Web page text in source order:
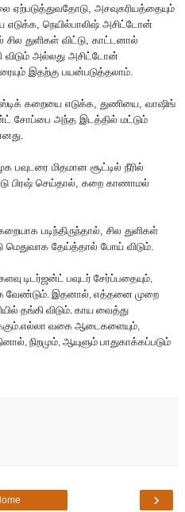
ஏற்படுத்துவதோடு அசவுகரியத்தையும்
எடுக்க நெயில்பாலிஷ் அசிட்டோன்
சில துளிகள் விட்டு காட்டனால்
விடும் அல்லது அசிட்டோன்
இதற்கு பயன்படுத்தலாம்
கறையை எடுக்க துணியை வாஷிங்
சோப்பை அந்த இடத்தில் மட்டும்
பவுடரை மிதமான சூட்டில் நீரில்
பிரஷ் செய்தால் கறை காணாமல்
படிந்திருந்தால் சில துளிகள்
மெதுவாக தேய்த்தால் போய் விடும்
டிடர்ஜன்ட் பவுடர் சேர்ப்பதையும்,
வேண்டும். இதனால், எத்தனை முறை
தங்கி விடும். காய வைத்து
.எல்லா வகை ஆடைகளையும்,
, நிறமும், ஆயுளும் பாதுகாக்கப்படும்
›